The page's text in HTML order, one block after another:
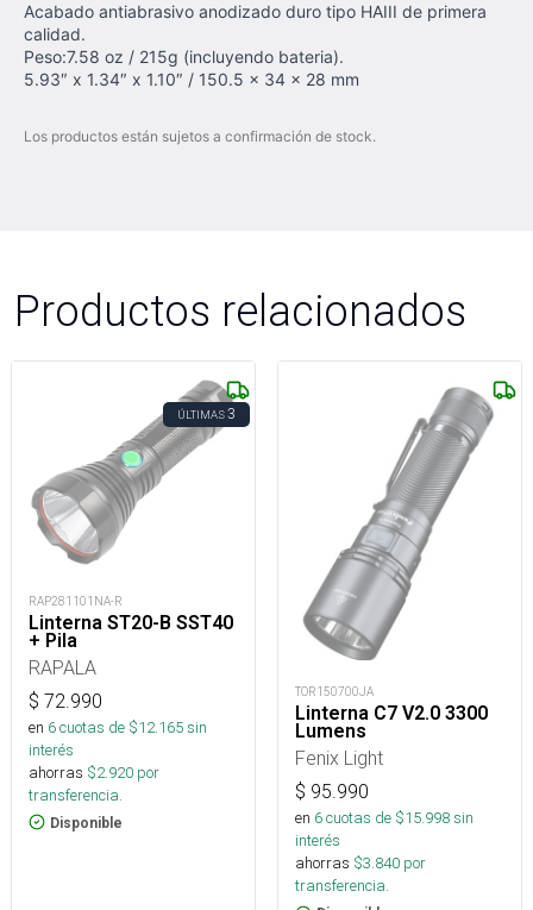
Acabado antiabrasivo anodizado duro tipo HAIII de primera
calidad.
Peso:7.58 oz / 215g (incluyendo bateria).
5.93″ x 1.34″ x 1.10″ / 150.5 x 34 x 28 mm
Los productos están sujetos a confirmación de stock.
Productos relacionados
ÚLTIMAS3
RAP281101NA-R
Linterna ST20-B SST40
+ Pila
RAPALA
$ 72.990
en 6cuotas de $12.165sin
interés
ahorras $2.920 por
transferencia.
Disponible
TOR150700JA
Linterna C7 V2.0 3300
Lumens
Fenix Light
$ 95.990
en 6cuotas de $15.998sin
interés
ahorras $3.840 por
transferencia.